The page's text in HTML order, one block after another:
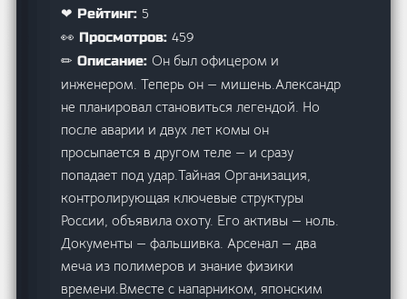
❤ Рейтинг: 5
👀 Просмотров:459
✏ Описание:Он был офицером и
инженером. Теперь он — мишень.Александр
не планировал становиться легендой. Но
после аварии и двух лет комы он
просыпается в другом теле — и сразу
попадает под удар.Тайная Организация,
контролирующая ключевые структуры
России, объявила охоту. Его активы — ноль.
Документы — фальшивка. Арсенал — два
меча из полимеров и знание физики
времени.Вместе с напарником, японским